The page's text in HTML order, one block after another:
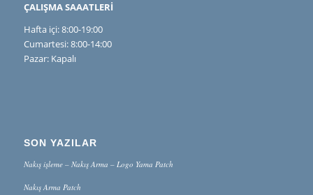
ÇALIŞMA SAAATLERİ
Hafta içi: 8:00-19:00
Cumartesi: 8:00-14:00
Pazar: Kapalı
SON YAZILAR
Nakış işleme – Nakış Arma – Logo Yama Patch
Nakış Arma Patch